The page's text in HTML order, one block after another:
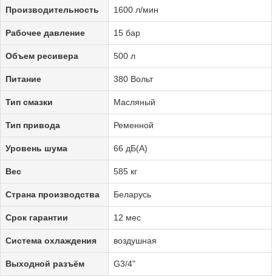
Производительность 1600 л/мин
Рабочее давление 15 бар
Объем ресивера 500 л
Питание 380 Вольт
Тип смазки Масляный
Тип привода Ременной
Уровень шума 66 дБ(А)
Вес 585 кг
Страна производства Беларусь
Срок гарантии 12 мес
Система охлаждения воздушная
Выходной разъём G3/4"